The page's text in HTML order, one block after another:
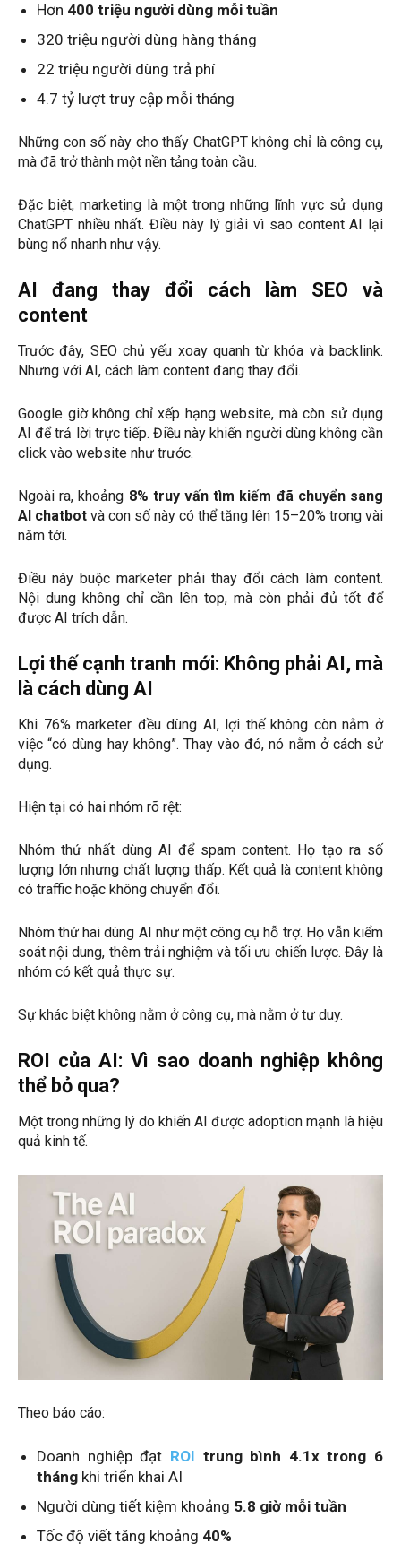
Hơn 400 triệu người dùng mỗi tuần
320 triệu người dùng hàng tháng
22 triệu người dùng trả phí
4.7 tỷ lượt truy cập mỗi tháng
Những con số này cho thấy ChatGPT không chỉ là công cụ,
mà đã trở thành một nền tảng toàn cầu.
Đặc biệt, marketing là một trong những lĩnh vực sử dụng
ChatGPT nhiều nhất. Điều này lý giải vì sao content AI lại
bùng nổ nhanh như vậy.
AI đang thay đổi cách làm SEO và
content
Trước đây, SEO chủ yếu xoay quanh từ khóa và backlink.
Nhưng với AI, cách làm content đang thay đổi.
Google giờ không chỉ xếp hạng website, mà còn sử dụng
AI để trả lời trực tiếp. Điều này khiến người dùng không cần
click vào website như trước.
Ngoài ra, khoảng 8% truy vấn tìm kiếm đã chuyển sang
AI chatbot và con số này có thể tăng lên 15–20% trong vài
năm tới.
Điều này buộc marketer phải thay đổi cách làm content.
Nội dung không chỉ cần lên top, mà còn phải đủ tốt để
được AI trích dẫn.
Lợi thế cạnh tranh mới: Không phải AI, mà
là cách dùng AI
Khi 76% marketer đều dùng AI, lợi thế không còn nằm ở
việc “có dùng hay không”. Thay vào đó, nó nằm ở cách sử
dụng.
Hiện tại có hai nhóm rõ rệt:
Nhóm thứ nhất dùng AI để spam content. Họ tạo ra số
lượng lớn nhưng chất lượng thấp. Kết quả là content không
có traffic hoặc không chuyển đổi.
Nhóm thứ hai dùng AI như một công cụ hỗ trợ. Họ vẫn kiểm
soát nội dung, thêm trải nghiệm và tối ưu chiến lược. Đây là
nhóm có kết quả thực sự.
Sự khác biệt không nằm ở công cụ, mà nằm ở tư duy.
ROI của AI: Vì sao doanh nghiệp không
thể bỏ qua?
Một trong những lý do khiến AI được adoption mạnh là hiệu
quả kinh tế.
Theo báo cáo:
Doanh nghiệp đạt ROI trung bình 4.1x trong 6
tháng khi triển khai AI
Người dùng tiết kiệm khoảng 5.8 giờ mỗi tuần
Tốc độ viết tăng khoảng 40%